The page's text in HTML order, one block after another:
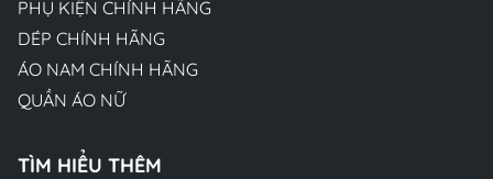
PHỤ KIỆN CHÍNH HÃNG
DÉP CHÍNH HÃNG
ÁO NAM CHÍNH HÃNG
QUẦN ÁO NỮ
TÌM HIỂU THÊM